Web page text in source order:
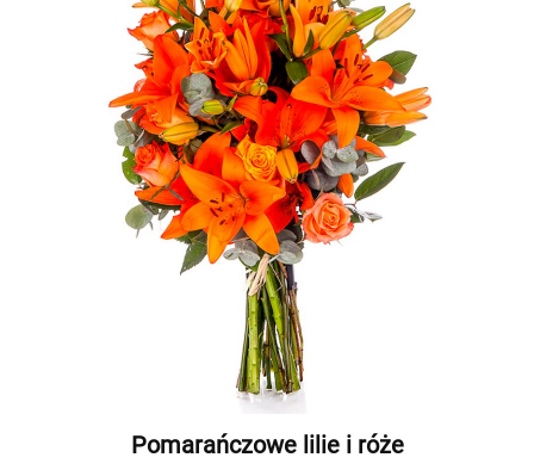
Pomarańczowe lilie i róże